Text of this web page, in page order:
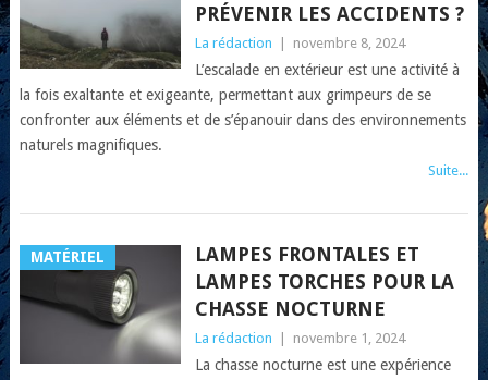
PRÉVENIR LES ACCIDENTS ?
La rédaction novembre 8, 2024
L’escalade en extérieur est une activité à
la fois exaltante et exigeante, permettant aux grimpeurs de se
confronter aux éléments et de s’épanouir dans des environnements
naturels magnifiques.
Suite...
MATÉRIEL
LAMPES FRONTALES ET
LAMPES TORCHES POUR LA
CHASSE NOCTURNE
La rédaction novembre 1, 2024
La chasse nocturne est une expérience